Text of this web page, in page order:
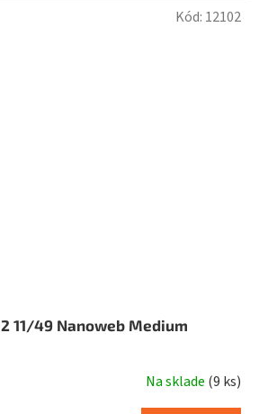
11/49 Nanoweb Medium
Na sklade (9 ks)
Kód: 12102